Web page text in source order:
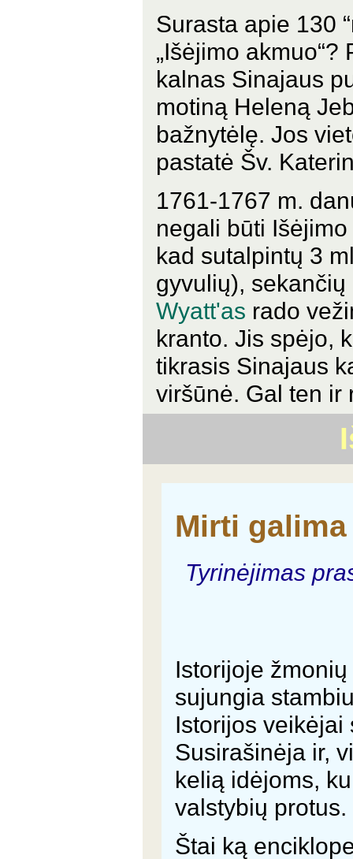
Surasta apie 130
„Išėjimo
kalnas Sinajaus
motiną Heleną
bažnytėlę. Jos
pastatė Šv.
1761-1767 m.
negali būti
kad sutalpintų 3
gyvulių),
Wyatt'as rado
kranto. Jis spėjo,
tikrasis Sinajaus
viršūnė. Gal ten ir
Mirti
Tyrinėjimas
Istorijoje
sujungia
Istorijos
Susirašinėja ir,
kelią idėjoms,
valstybių protus.
Štai ką